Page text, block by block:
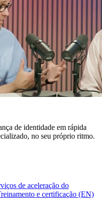
de identidade em rápida
no seu próprio ritmo.
de aceleração do
e certificação (EN)